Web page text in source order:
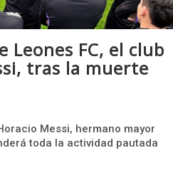
Leones FC, el club
tras la muerte
Messi, hermano mayor
toda la actividad pautada